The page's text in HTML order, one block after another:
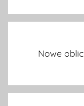
Nowe